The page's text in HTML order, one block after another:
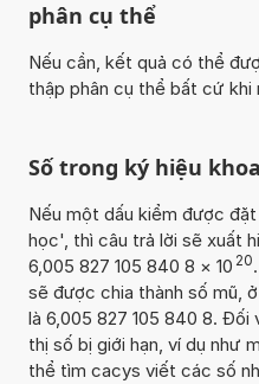
phân cụ thể
Nếu cần, kết quả có thể
thập phân cụ thể bất cứ khi
Số trong ký hiệu
Nếu một dấu kiểm được
học', thì câu trả lời sẽ xuất
6,005 827 105 840 8 × 10 20
sẽ được chia thành số mũ,
là 6,005 827 105 840 8. Đối
thị số bị giới hạn, ví dụ như
thể tìm cacys viết các số